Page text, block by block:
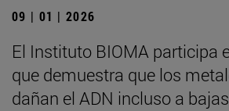
09 | 01 | 2026
El Instituto BIOMA participa
que demuestra que los
dañan el ADN incluso a